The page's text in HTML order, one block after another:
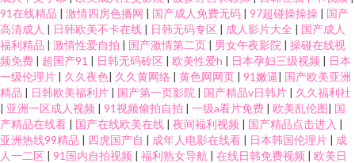
91在线精品 | 激情四房色播网 | 国产成人免费无码 | 97超碰操操操 | 国产
高清成人 | 日韩欧美不卡在线 | 日韩无码专区 | 成人影片大全 | 国产成人
福利精品 | 激情性爱自拍 | 国产激情第二页 | 男女午夜影院 | 操碰在线视
频免费 | 超国产91 | 日韩无码砖区 | 欧美性爱h | 日本孕妇三级视频 | 日本
一级伦理片 | 久久夜色| 久久黄网络 | 黄色网网页 | 91嫩逼| 国产欧美亚洲
精品 | 日韩欧美福利片 | 国产第一页影院 | 国产精品v日韩片 | 久久福利社
| 亚洲一区成人视频 | 91视频偷拍自拍 | 一级a看片免费 | 欧美乱伦图| 国
产精品在线看 | 国产在线欧美在线 | 夜间福利视频 | 国产精品点击进入 |
亚洲热线99精品 | 四虎国产自 | 成年人电影在线看 | 日本韩国伦理片 | 成
人一二区 | 91国内自拍视频 | 福利熟女导航 | 在线日韩免费视频 | 欧美日